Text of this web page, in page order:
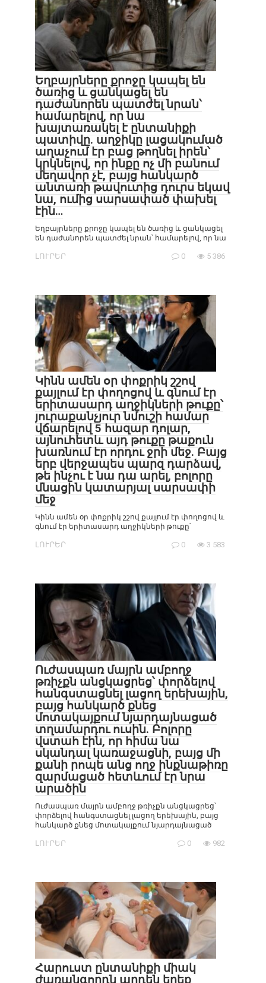
Եղբայրները քրոջը կապել են
ծառից և ցանկացել են
դաժանորեն պատժել նրան՝
համարելով, որ նա
խայտառակել է ընտանիքի
պատիվը. աղջիկը լացակումած
աղաչում էր բաց թողնել իրեն՝
կրկնելով, որ ինքը ոչ մի բանում
մեղավոր չէ, բայց հանկարծ
անտառի թավուտից դուրս եկավ
նա, ումից սարսափած փախել
էին…
Եղբայրները քրոջը կապել են ծառից և ցանկացել
են դաժանորեն պատժել նրան՝ համարելով, որ նա
ԼՈՒՐԵՐ 0 5 386
Կինն ամեն օր փոքրիկ շշով
քայլում էր փողոցով և գնում էր
երիտասարդ աղջիկների թուքը՝
յուրաքանչյուր նմուշի համար
վճարելով 5 հազար դոլար,
այնուհետև այդ թուքը թաքուն
խառնում էր որդու ջրի մեջ. Բայց
երբ վերջապես պարզ դարձավ,
թե ինչու է նա դա արել, բոլորը
մնացին կատարյալ սարսափի
մեջ
Կինն ամեն օր փոքրիկ շշով քայլում էր փողոցով և
գնում էր երիտասարդ աղջիկների թուքը՝
ԼՈՒՐԵՐ 0 3 583
Ուժասպառ մայրն ամբողջ
թռիչքն անցկացրեց՝ փորձելով
հանգստացնել լացող երեխային,
բայց հանկարծ քնեց
մոտակայքում նյարդայնացած
տղամարդու ուսին. Բոլորը
վստահ էին, որ հիմա նա
սկանդալ կառաջացնի, բայց մի
քանի րոպե անց ողջ ինքնաթիռը
զարմացած հետևում էր նրա
արածին
Ուժասպառ մայրն ամբողջ թռիչքն անցկացրեց՝
փորձելով հանգստացնել լացող երեխային, բայց
հանկարծ քնեց մոտակայքում նյարդայնացած
ԼՈՒՐԵՐ 0 982
Հարուստ ընտանիքի միակ
ժառանգորդն արդեն երեք